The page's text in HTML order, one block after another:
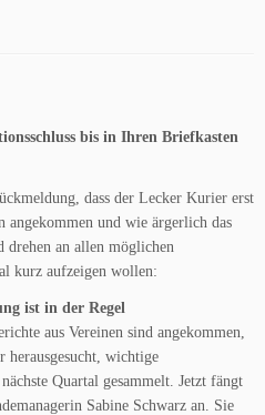
bis in Ihren Briefkasten
dass der Lecker Kurier erst
angekommen und wie ärgerlich das
drehen an allen möglichen
kurz aufzeigen wollen:
ist in der Regel
aus Vereinen sind angekommen,
herausgesucht, wichtige
Quartal gesammelt. Jetzt fängt
Sabine Schwarz an. Sie